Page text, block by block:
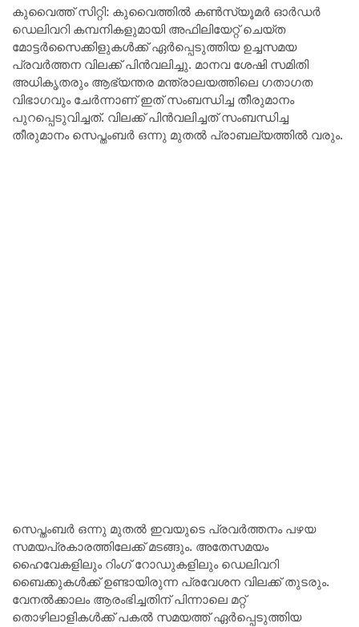
കുവൈത്ത് സിറ്റി: കുവൈത്തിൽ കൺസ്യൂമർ ഓർഡർ
ഡെലിവറി കമ്പനികളുമായി അഫിലിയേറ്റ് ചെയ്ത
മോട്ടർസൈക്കിളുകൾക്ക് ഏർപ്പെടുത്തിയ ഉച്ചസമയ
പ്രവർത്തന വിലക്ക് പിൻവലിച്ചു. മാനവ ശേഷി സമിതി
അധികൃതരും ആഭ്യന്തര മന്ത്രാലയത്തിലെ ഗതാഗത
വിഭാഗവും ചേർന്നാണ് ഇത് സംബന്ധിച്ച തീരുമാനം
പുറപ്പെടുവിച്ചത്. വിലക്ക് പിൻവലിച്ചത് സംബന്ധിച്ച
തീരുമാനം സെപ്തംബർ ഒന്നു മുതൽ പ്രാബല്യത്തിൽ വരും.
സെപ്തംബർ ഒന്നു മുതൽ ഇവയുടെ പ്രവർത്തനം പഴയ
സമയപ്രകാരത്തിലേക്ക് മടങ്ങും. അതേസമയം
ഹൈവേകളിലും റിംഗ് റോഡുകളിലും ഡെലിവറി
ബൈക്കുകൾക്ക് ഉണ്ടായിരുന്ന പ്രവേശന വിലക്ക് തുടരും.
വേനൽക്കാലം ആരംഭിച്ചതിന് പിന്നാലെ മറ്റ്
തൊഴിലാളികൾക്ക് പകൽ സമയത്ത് ഏർപ്പെടുത്തിയ